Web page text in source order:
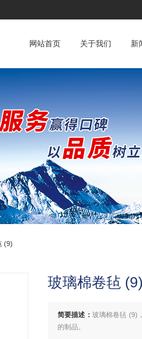
网站首页 关于我们 新
(9)
玻璃棉卷毡 (9)
简要描述： 玻璃棉卷毡 (9)
的制品。